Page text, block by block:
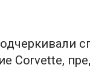
Corvette,